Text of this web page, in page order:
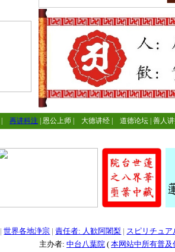
再讲科注 恩公上师 大德讲经 道德论坛 善人
|世界各地浄宗 |責任者: 人歓阿闍梨 | スピリチュア
主办者: 中台八葉院 ( 本网站中所有普